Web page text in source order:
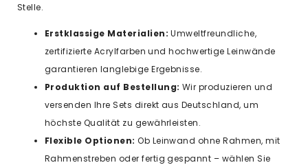
Stelle.
Erstklassige Materialien: Umweltfreundliche,
zertifizierte Acrylfarben und hochwertige Leinwände
garantieren langlebige Ergebnisse.
Produktion auf Bestellung: Wir produzieren und
versenden Ihre Sets direkt aus Deutschland, um
höchste Qualität zu gewährleisten.
Flexible Optionen: Ob Leinwand ohne Rahmen, mit
Rahmenstreben oder fertig gespannt – wählen Sie